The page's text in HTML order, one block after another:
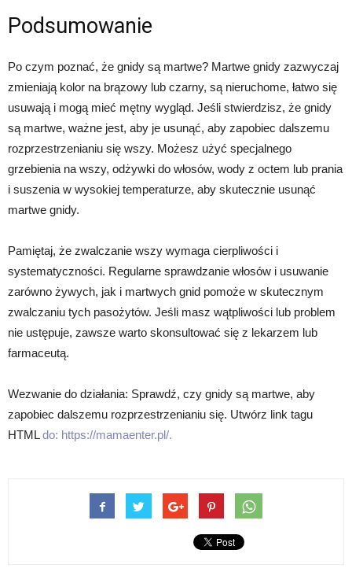
Podsumowanie
Po czym poznać, że gnidy są martwe? Martwe gnidy zazwyczaj
zmieniają kolor na brązowy lub czarny, są nieruchome, łatwo się
usuwają i mogą mieć mętny wygląd. Jeśli stwierdzisz, że gnidy
są martwe, ważne jest, aby je usunąć, aby zapobiec dalszemu
rozprzestrzenianiu się wszy. Możesz użyć specjalnego
grzebienia na wszy, odżywki do włosów, wody z octem lub prania
i suszenia w wysokiej temperaturze, aby skutecznie usunąć
martwe gnidy.
Pamiętaj, że zwalczanie wszy wymaga cierpliwości i
systematyczności. Regularne sprawdzanie włosów i usuwanie
zarówno żywych, jak i martwych gnid pomoże w skutecznym
zwalczaniu tych pasożytów. Jeśli masz wątpliwości lub problem
nie ustępuje, zawsze warto skonsultować się z lekarzem lub
farmaceutą.
Wezwanie do działania: Sprawdź, czy gnidy są martwe, aby
zapobiec dalszemu rozprzestrzenianiu się. Utwórz link tagu
HTMLdo: https://mamaenter.pl/.